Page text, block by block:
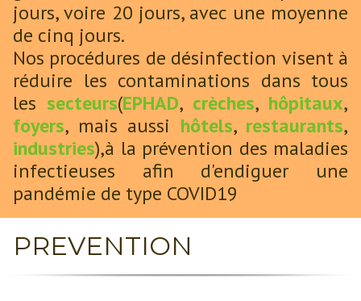
jours, voire 20 jours, avec une moyenne
de cinq jours.
Nos procédures de désinfection visent à
réduire les contaminations dans tous
les secteurs(EPHAD, crèches, hôpitaux,
foyers, mais aussi hôtels, restaurants,
industries),à la prévention des maladies
infectieuses afin d'endiguer une
pandémie de type COVID19
PREVENTION